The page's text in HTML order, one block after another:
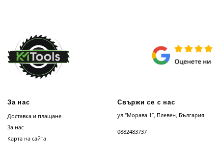
За нас
Доставка и плащане
За нас
Карта на сайта
Свържи се с нас
ул “Морава 1”, Плевен, България
0882483737